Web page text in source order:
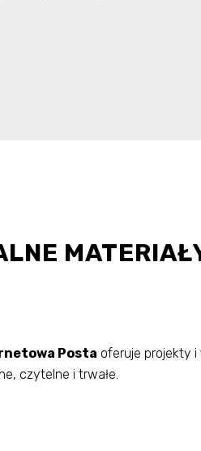
Posta oferuje projekty i
czytelne i trwałe.